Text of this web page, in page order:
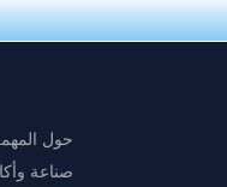
حول
صناعة